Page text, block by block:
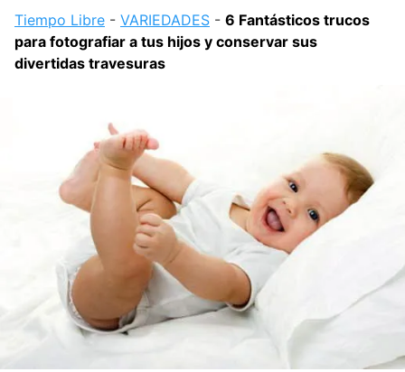
Tiempo Libre - VARIEDADES - 6 Fantásticos trucos
para fotografiar a tus hijos y conservar sus
divertidas travesuras